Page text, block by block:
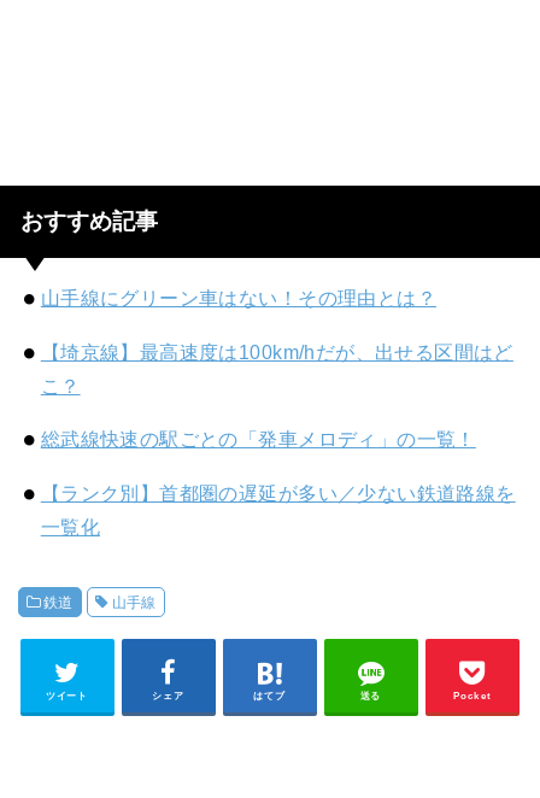
おすすめ記事
山手線にグリーン車はない！その理由とは？
【埼京線】最高速度は100km/hだが、出せる区間はど
こ？
総武線快速の駅ごとの「発車メロディ」の一覧！
【ランク別】首都圏の遅延が多い／少ない鉄道路線を
一覧化
鉄道 山手線
ツイート シェア はてブ 送る Pocket